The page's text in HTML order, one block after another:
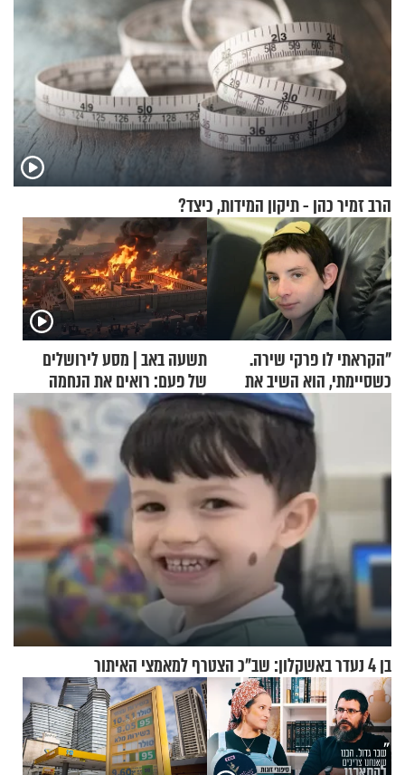
הרב זמיר כהן - תיקון המידות, כיצד?
"הקראתי לו פרקי שירה.
כשסיימתי, הוא השיב את
נשמתו לבורא"
תשעה באב | מסע לירושלים
של פעם: רואים את הנחמה
בן 4 נעדר באשקלון: שב"כ הצטרף למאמצי האיתור